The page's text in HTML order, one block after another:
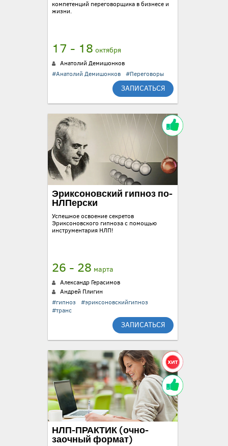
компетенций переговорщика в бизнесе и
жизни.
17 - 18 октября
Анатолий Демишонков
#Анатолий Демишонков
#Переговоры
ЗАПИСАТЬСЯ
Эриксоновский гипноз по-
НЛПерски
Успешное освоение секретов
Эриксоновского гипноза с помощью
инструментария НЛП!
26 - 28 марта
Александр Герасимов
Андрей Плигин
#гипноз
#эриксоновскийгипноз
#транс
ЗАПИСАТЬСЯ
НЛП-ПРАКТИК (очно-
заочный формат)